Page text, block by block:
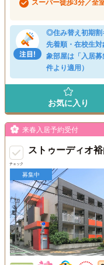
スーパー徒歩3分／全
◎住み替え初期割
先着順・在校生
象部屋は「入居
件より適用）
お気に入り
チェック
来春入居予約受付
ストゥーディオ
募集中